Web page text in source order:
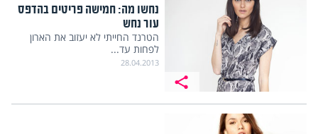
נחשו מה: חמישה פריטים בהדפס
עור נחש
הטרנד החייתי לא יעזוב את הארון
לפחות עד...
28.04.2013